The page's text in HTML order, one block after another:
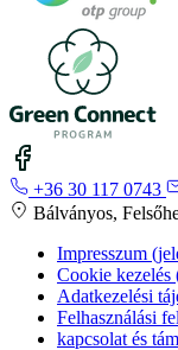
+36 30 117 0743
Bálványos,
Impresszum
Cookie kezelés
Adatkezelési
Felhasználási
kapcsolat és